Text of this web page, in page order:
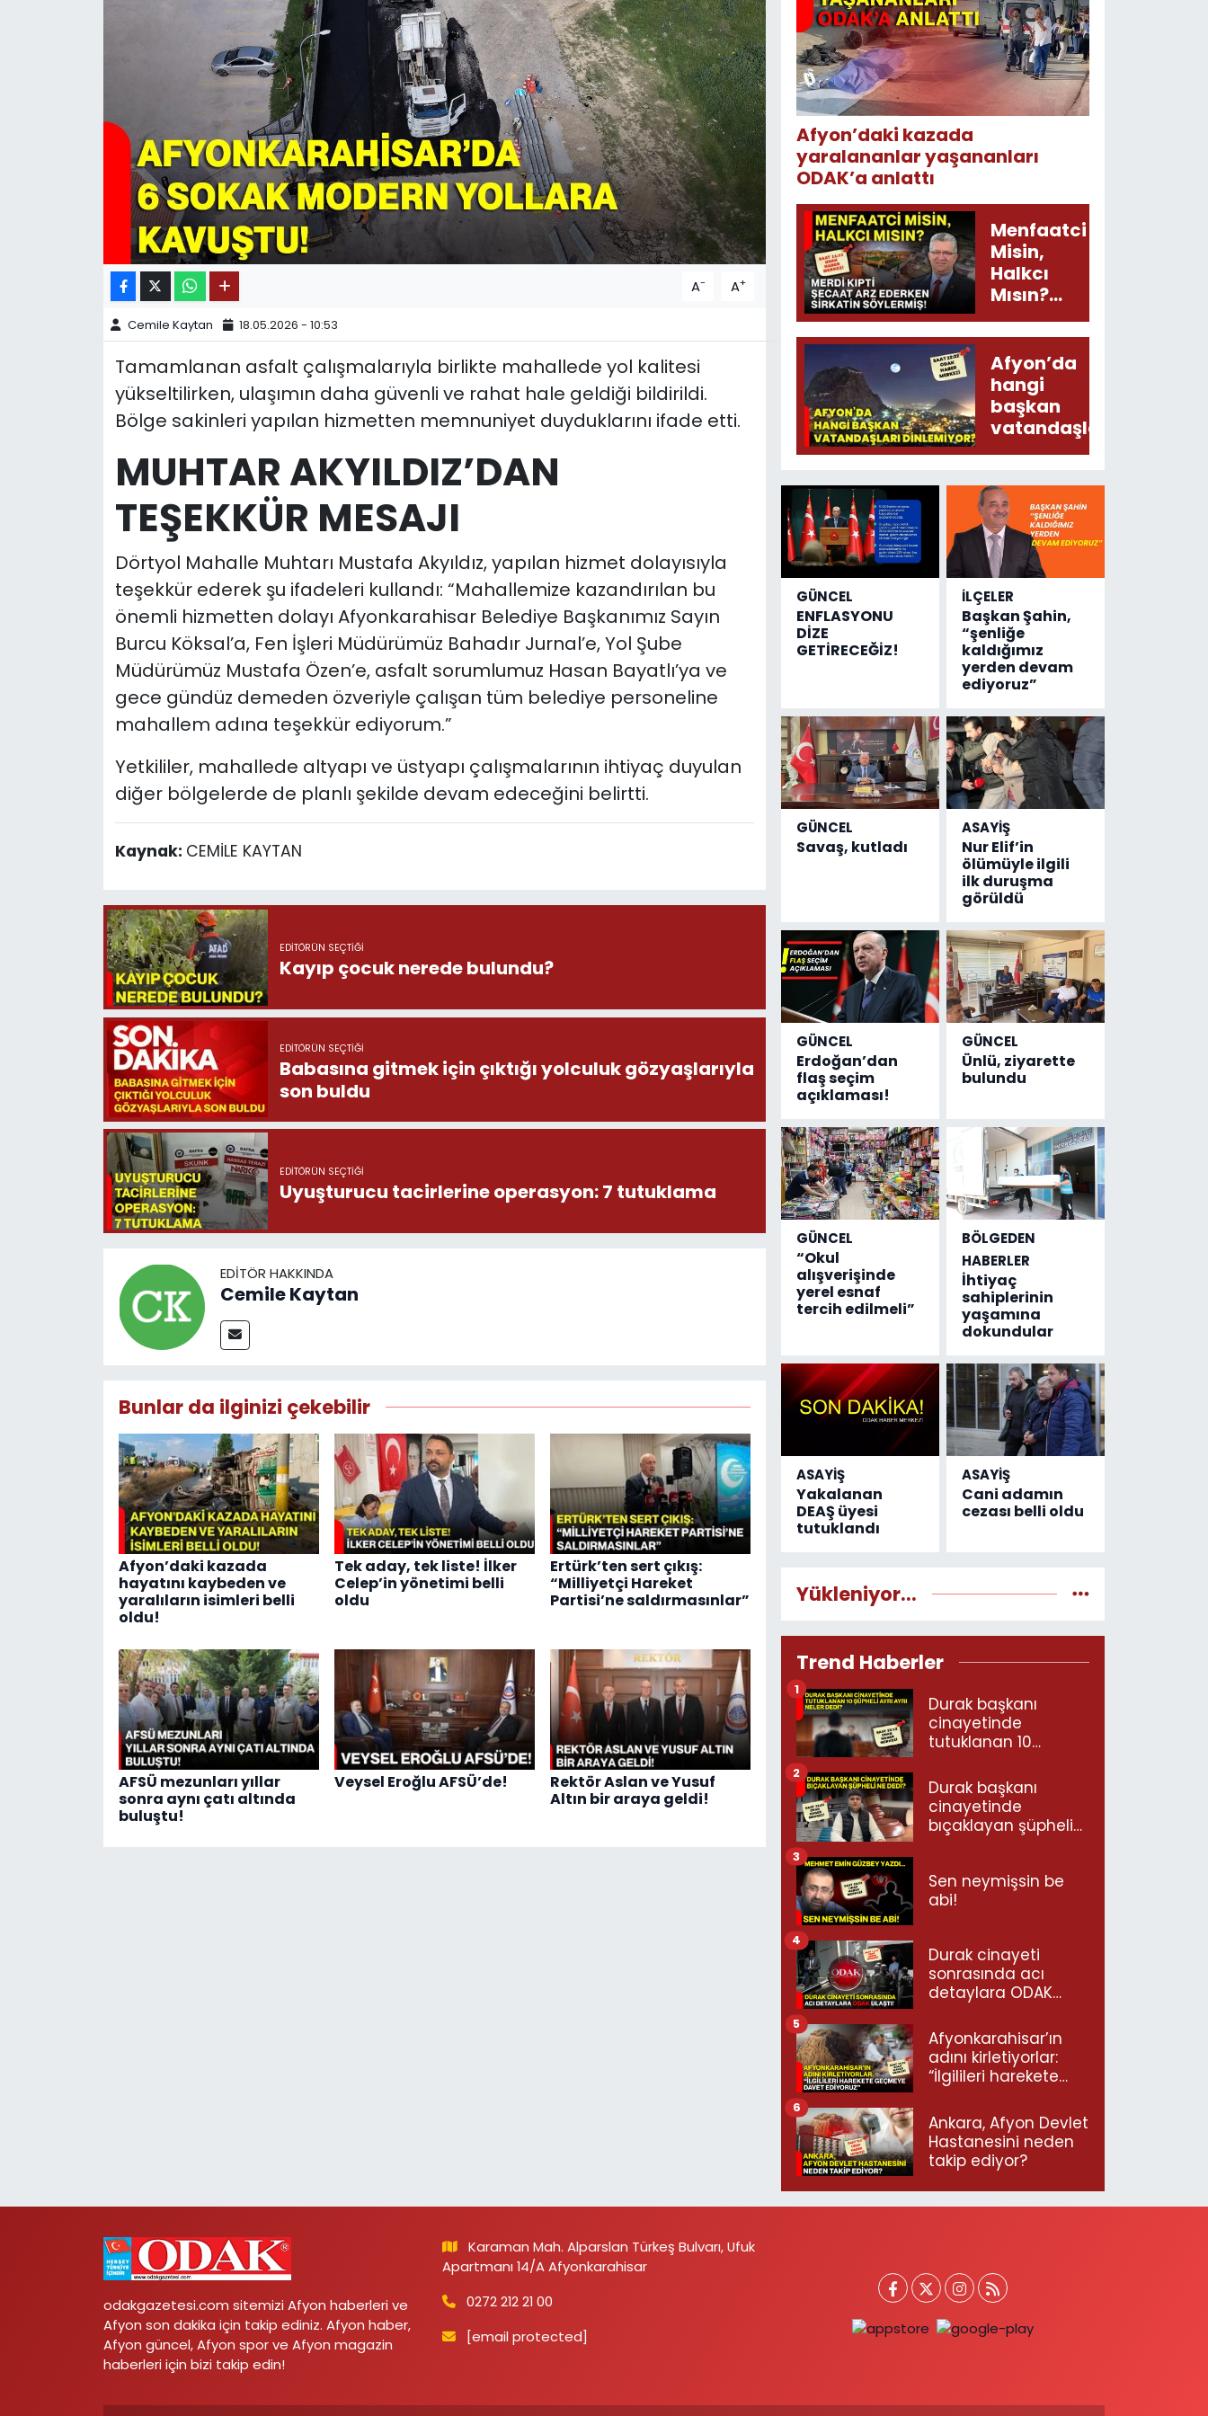
A- A+
Cemile Kaytan 18.05.2026 - 10:53
Tamamlanan asfalt çalışmalarıyla birlikte mahallede yol kalitesi
yükseltilirken, ulaşımın daha güvenli ve rahat hale geldiği bildirildi.
Bölge sakinleri yapılan hizmetten memnuniyet duyduklarını ifade etti.
MUHTAR AKYILDIZ’DAN
TEŞEKKÜR MESAJI
Dörtyol Mahalle Muhtarı Mustafa Akyıldız, yapılan hizmet dolayısıyla
teşekkür ederek şu ifadeleri kullandı: “Mahallemize kazandırılan bu
önemli hizmetten dolayı Afyonkarahisar Belediye Başkanımız Sayın
Burcu Köksal’a, Fen İşleri Müdürümüz Bahadır Jurnal’e, Yol Şube
Müdürümüz Mustafa Özen’e, asfalt sorumlumuz Hasan Bayatlı’ya ve
gece gündüz demeden özveriyle çalışan tüm belediye personeline
mahallem adına teşekkür ediyorum.”
Yetkililer, mahallede altyapı ve üstyapı çalışmalarının ihtiyaç duyulan
diğer bölgelerde de planlı şekilde devam edeceğini belirtti.
Kaynak: CEMİLE KAYTAN
EDITÖRÜN SEÇTIĞI
Kayıp çocuk nerede bulundu?
EDITÖRÜN SEÇTIĞI
Babasına gitmek için çıktığı yolculuk gözyaşlarıyla
son buldu
EDITÖRÜN SEÇTIĞI
Uyuşturucu tacirlerine operasyon: 7 tutuklama
EDITÖR HAKKINDA
Cemile Kaytan
Bunlar da ilginizi çekebilir
Afyon’daki kazada
hayatını kaybeden ve
yaralıların isimleri belli
oldu!
Tek aday, tek liste! İlker
Celep’in yönetimi belli
oldu
Ertürk’ten sert çıkış:
“Milliyetçi Hareket
Partisi’ne saldırmasınlar”
AFSÜ mezunları yıllar
sonra aynı çatı altında
buluştu!
Veysel Eroğlu AFSÜ’de!
Rektör Aslan ve Yusuf
Altın bir araya geldi!
Afyon’daki kazada
yaralananlar yaşananları
ODAK’a anlattı
Menfaatci
Misin,
Halkcı
Mısın?
Merdi
Kıpti
Şecaat
Arz
Ederken
Sirkatin
Söylermiş!
Afyon’da
hangi
başkan
vatandaşları
dinlemiyor?
GÜNCEL
ENFLASYONU
DİZE
GETİRECEĞİZ!
İLÇELER
Başkan Şahin,
“şenliğe
kaldığımız
yerden devam
ediyoruz”
GÜNCEL
Savaş, kutladı
ASAYİŞ
Nur Elif’in
ölümüyle ilgili
ilk duruşma
görüldü
GÜNCEL
Erdoğan’dan
flaş seçim
açıklaması!
GÜNCEL
Ünlü, ziyarette
bulundu
GÜNCEL
“Okul
alışverişinde
yerel esnaf
tercih edilmeli”
BÖLGEDEN
HABERLER
İhtiyaç
sahiplerinin
yaşamına
dokundular
ASAYİŞ
Yakalanan
DEAŞ üyesi
tutuklandı
ASAYİŞ
Cani adamın
cezası belli oldu
Yükleniyor...
Trend Haberler
Durak başkanı
cinayetinde
tutuklanan 10
neler dedi?
1
Durak başkanı
cinayetinde
bıçaklayan şüpheli
2
Sen neymişsin be
abi!
3
Durak cinayeti
sonrasında acı
detaylara ODAK
4
Afyonkarahisar’ın
adını kirletiyorlar:
“İlgilileri harekete
ediyoruz”
5
Ankara, Afyon Devlet
Hastanesini neden
takip ediyor?
6
odakgazetesi.com sitemizi Afyon haberleri ve
Afyon son dakika için takip ediniz. Afyon haber,
Afyon güncel, Afyon spor ve Afyon magazin
haberleri için bizi takip edin!
Karaman Mah. Alparslan Türkeş Bulvarı, Ufuk
Apartmanı 14/A Afyonkarahisar
0272 212 21 00
[email protected]